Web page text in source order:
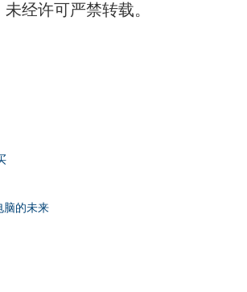
经许可严禁转载。
脑的未来